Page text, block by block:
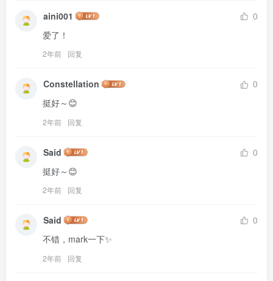
aini001
0
爱了！
2年前 回复
Constellation
0
挺好～😊
2年前 回复
Said
0
挺好～😊
2年前 回复
Said
0
不错，mark一下✨
2年前 回复